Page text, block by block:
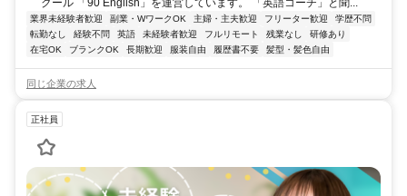
クール 「90 English」を運営しています。 「英語コーチ」と聞...
業界未経験者歓迎 副業・WワークOK 主婦・主夫歓迎 フリーター歓迎
学歴不問
転勤なし
経験不問 英語 未経験者歓迎 フルリモート 残業なし
研修あり
在宅OK
ブランクOK 長期歓迎 服装自由 履歴書不要 髪型・髪色自由
同じ企業の求人
正社員